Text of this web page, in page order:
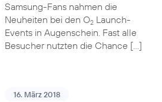
Samsung-Fans nahmen die
Neuheiten bei den O2Launch-
Events in Augenschein. Fast alle
Besucher nutzten die Chance […]
16. März 2018